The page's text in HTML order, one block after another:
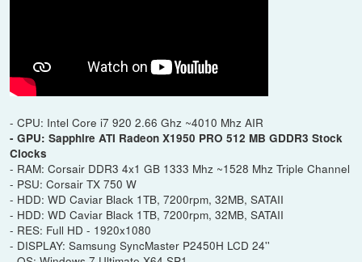
- CPU: Intel Core i7 920 2.66 Ghz ~4010 Mhz AIR
- GPU: Sapphire ATI Radeon X1950 PRO 512 MB GDDR3 Stock
Clocks
- RAM: Corsair DDR3 4x1 GB 1333 Mhz ~1528 Mhz Triple Channel
- PSU: Corsair TX 750 W
- HDD: WD Caviar Black 1TB, 7200rpm, 32MB, SATAII
- HDD: WD Caviar Black 1TB, 7200rpm, 32MB, SATAII
- RES: Full HD - 1920x1080
- DISPLAY: Samsung SyncMaster P2450H LCD 24''